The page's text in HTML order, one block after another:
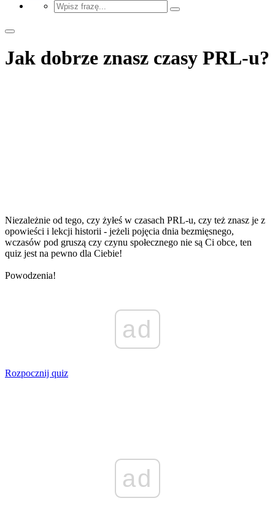
Jak dobrze znasz czasy PRL-u?
Niezależnie od tego, czy żyłeś w czasach PRL-u, czy też znasz je z
opowieści i lekcji historii - jeżeli pojęcia dnia bezmięsnego,
wczasów pod gruszą czy czynu społecznego nie są Ci obce, ten
quiz jest na pewno dla Ciebie!
Powodzenia!
ad
Rozpocznij quiz
ad